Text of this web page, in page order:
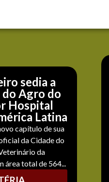
sedia a
Agro do
Hospital
Latina
capítulo de sua
da Cidade do
da
área total de 564...